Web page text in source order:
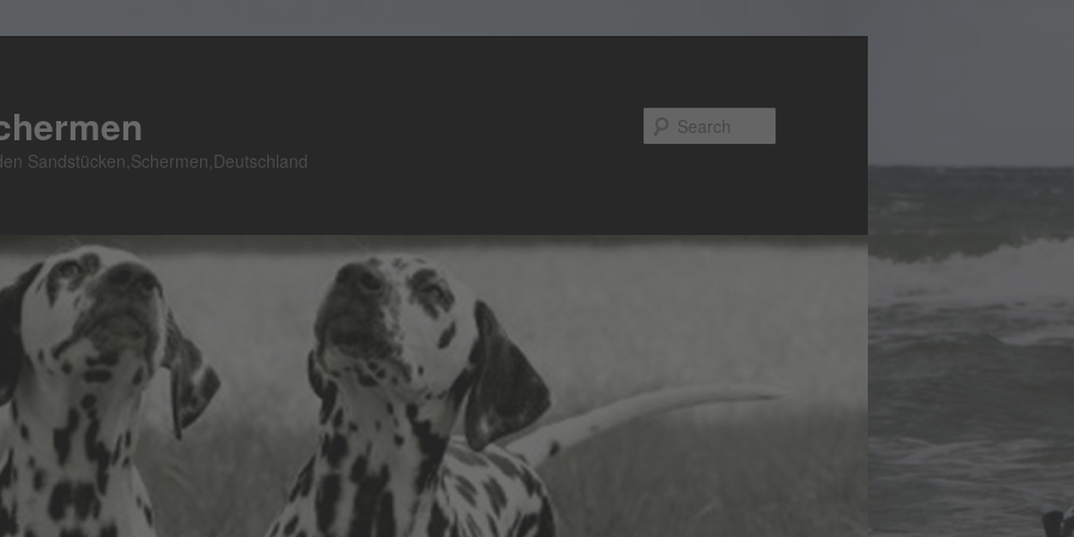
Sandstücken,Schermen,Deutschland